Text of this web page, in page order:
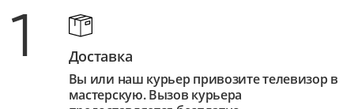
1 Доставка
Вы или наш курьер привозите телевизор в
мастерскую. Вызов курьера